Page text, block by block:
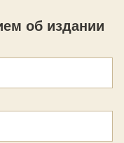
об издании